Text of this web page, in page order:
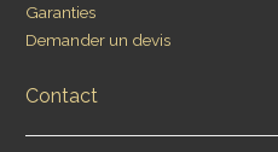
Garanties
Demander un devis
Contact